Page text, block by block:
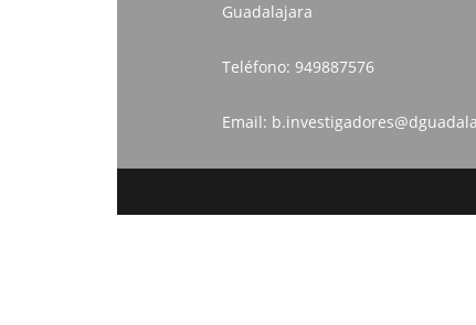
Guadalajara
Teléfono: 949887576
Email: